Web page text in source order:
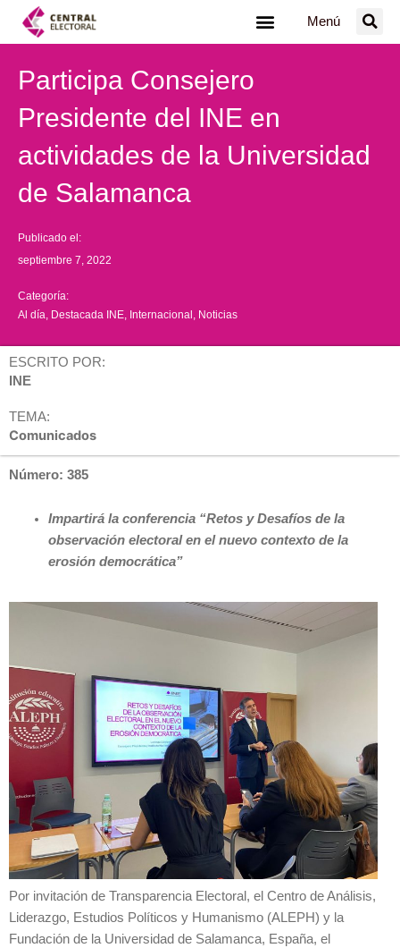
Menú
Participa Consejero
Presidente del INE en
actividades de la Universidad
de Salamanca
Publicado el:
septiembre 7, 2022
Categoría:
Al día Destacada INE Internacional Noticias
ESCRITO POR:
INE
TEMA:
Comunicados
Número: 385
Impartirá la conferencia “Retos y Desafíos de la
observación electoral en el nuevo contexto de la
erosión democrática”
Por invitación de Transparencia Electoral, el Centro de Análisis,
Liderazgo, Estudios Políticos y Humanismo (ALEPH) y la
Fundación de la Universidad de Salamanca, España, el